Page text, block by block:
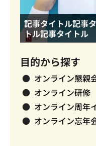
記事タイトル記事
トル記事タイトル
目的から探す
オンライン懇親
オンライン研修
オンライン周年
オンライン忘年